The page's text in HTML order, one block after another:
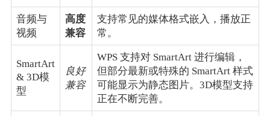
音频与
视频
高度
兼容
支持常见的媒体格式嵌入，播放正
常。
SmartArt
& 3D模
型
良好
兼容
WPS 支持对 SmartArt 进行编辑，
但部分最新或特殊的 SmartArt 样式
可能显示为静态图片。3D模型支持
正在不断完善。